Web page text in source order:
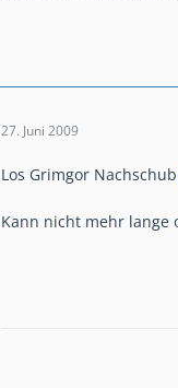
27. Juni 2009
Los Grimgor Nachschub
Kann nicht mehr lange